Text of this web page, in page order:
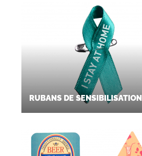
RUBANS DE SENSIBILISATION